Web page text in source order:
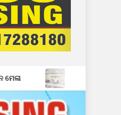
ବ୍ଳକସ୍ତରୀୟ ସ୍ୱାଧୀନତା ଦିବସ ପାଇଁ